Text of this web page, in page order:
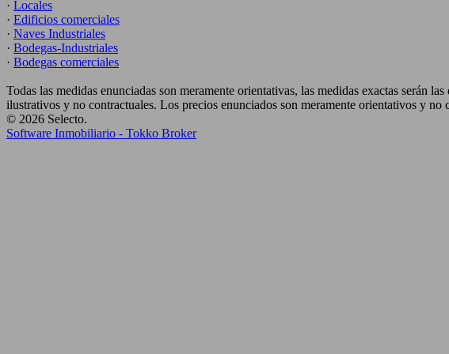
· Locales
· Edificios comerciales
· Naves Industriales
· Bodegas-Industriales
· Bodegas comerciales
Todas las medidas enunciadas son meramente orientativas, las medidas exactas serán
ilustrativos y no contractuales. Los precios enunciados son meramente orientativos y no
© 2026 Selecto.
Software Inmobiliario - Tokko Broker